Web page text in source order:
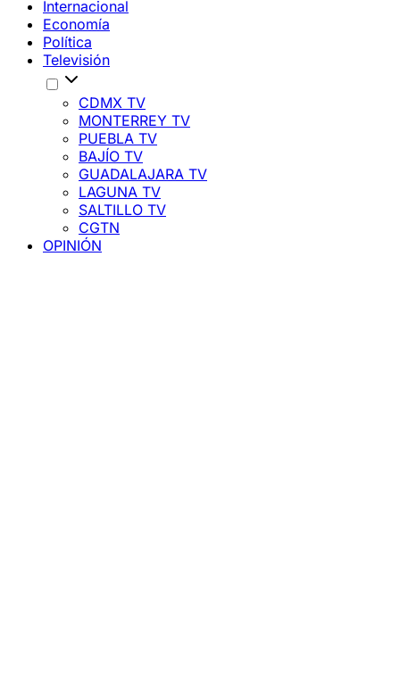
Internacional
Economía
Política
Televisión
CDMX TV
MONTERREY TV
PUEBLA TV
BAJÍO TV
GUADALAJARA TV
LAGUNA TV
SALTILLO TV
CGTN
OPINIÓN